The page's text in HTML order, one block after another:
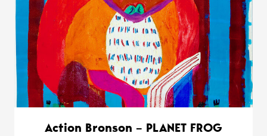
Action Bronson – PLANET FROG